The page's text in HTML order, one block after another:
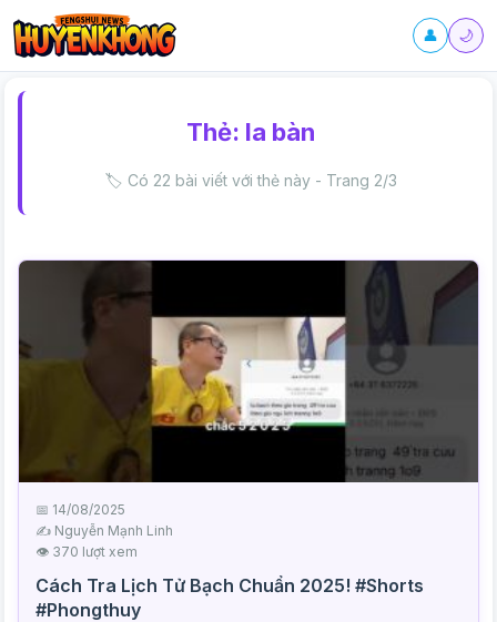
👤 🌙
Thẻ: la bàn
🏷️ Có 22 bài viết với thẻ này - Trang 2/3
📅 14/08/2025
✍️ Nguyễn Mạnh Linh
👁 370 lượt xem
Cách Tra Lịch Tử Bạch Chuẩn 2025! #Shorts
#Phongthuy